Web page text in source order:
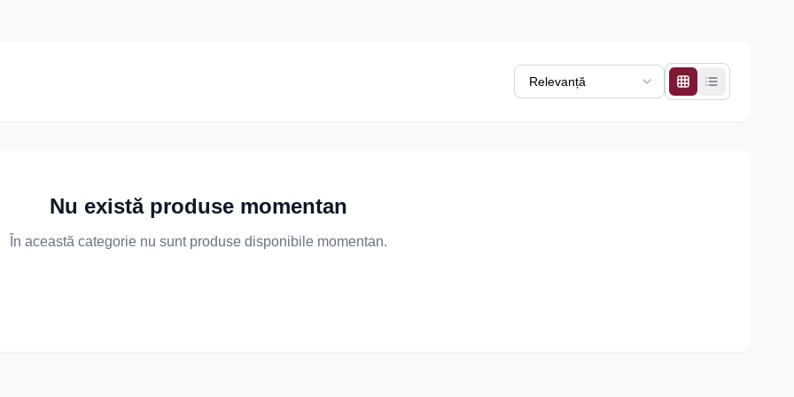
Nu există produse momentan
În această categorie nu sunt produse disponibile momentan.